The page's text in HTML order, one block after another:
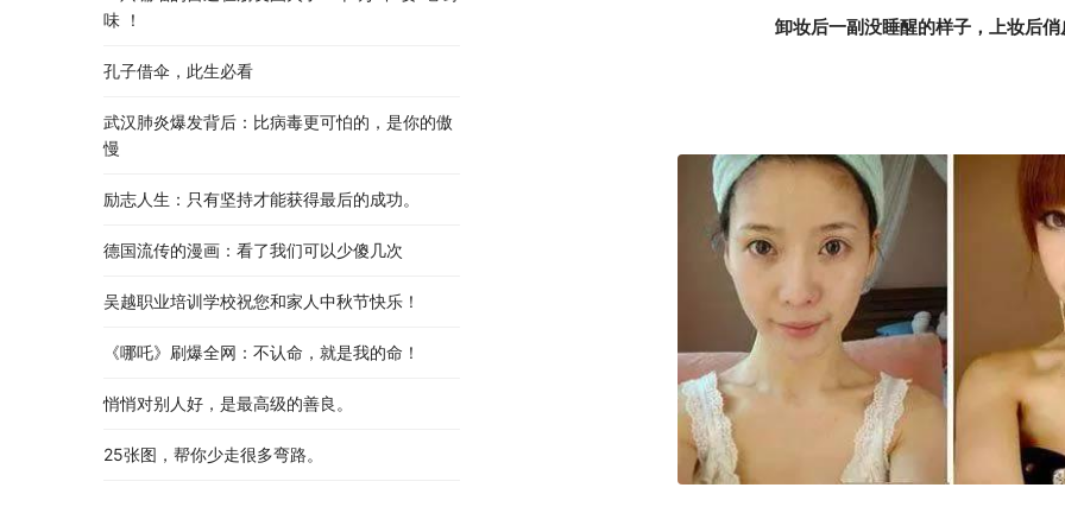
卸妆后一副没睡醒的样子，上妆后
味 ！
孔子借伞，此生必看
武汉肺炎爆发背后：比病毒更可怕的，是你的傲
慢
励志人生：只有坚持才能获得最后的成功。
德国流传的漫画：看了我们可以少傻几次
吴越职业培训学校祝您和家人中秋节快乐​！​
《哪吒》刷爆全网：不认命，就是我的命！
悄悄对别人好，是最高级的善良。
25张图，帮你少走很多弯路。